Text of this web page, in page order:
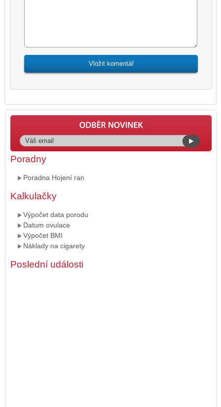
Poradny
Poradna Hojení ran
Kalkulačky
Výpočet data porodu
Datum ovulace
Výpočet BMI
Náklady na cigarety
Poslední události